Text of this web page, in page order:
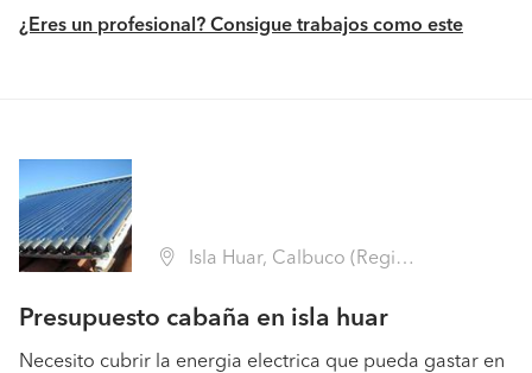
¿Eres un profesional? Consigue trabajos como este
Isla Huar, Calbuco (Región X Los Lagos - Llanquihue)
Presupuesto cabaña en isla huar
Necesito cubrir la energia electrica que pueda gastar en